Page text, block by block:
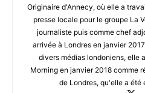
Originaire d'Annecy, où elle a
presse locale pour le groupe La
journaliste puis comme chef
arrivée à Londres en janvier
divers médias londoniens, elle
Morning en janvier 2018 comme
de Londres, qu'elle a été